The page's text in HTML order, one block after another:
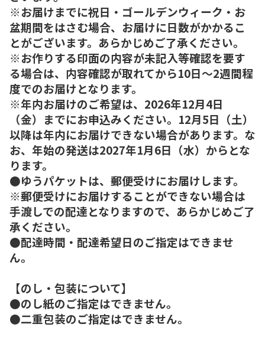
※お届けまでに祝日・ゴールデンウィーク・お
盆期間をはさむ場合、お届けに日数がかかるこ
とがございます。あらかじめご了承ください。
※お作りする印面の内容が未記入等確認を要す
る場合は、内容確認が取れてから10日～2週間程
度でのお届けとなります。
※年内お届けのご希望は、2026年12月4日
（金）までにお申込みください。12月5日（土）
以降は年内にお届けできない場合があります。な
お、年始の発送は2027年1月6日（水）からとな
ります。
●ゆうパケットは、郵便受けにお届けします。
※郵便受けにお届けすることができない場合は
手渡しでの配達となりますので、あらかじめご了
承ください。
●配達時間・配達希望日のご指定はできませ
ん。
【のし・包装について】
●のし紙のご指定はできません。
●二重包装のご指定はできません。